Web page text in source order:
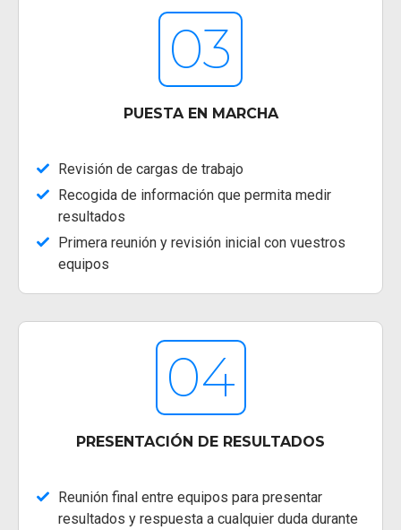
03
PUESTA EN MARCHA
Revisión de cargas de trabajo
Recogida de información que permita medir
resultados
Primera reunión y revisión inicial con vuestros
equipos
04
PRESENTACIÓN DE RESULTADOS
Reunión final entre equipos para presentar
resultados y respuesta a cualquier duda durante